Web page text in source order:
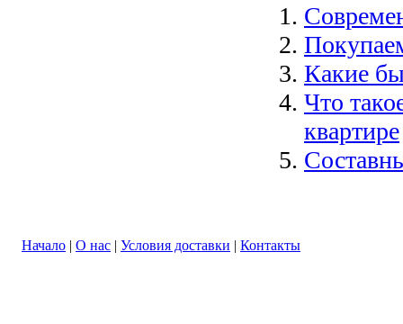
Какие
Что
квартире
Начало | О нас | Условия доставки | Контакты